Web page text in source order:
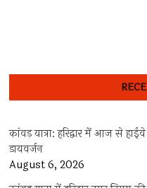
कांवड़ यात्रा: हरिद्वार में आज से
डायवर्जन
August 6, 2026